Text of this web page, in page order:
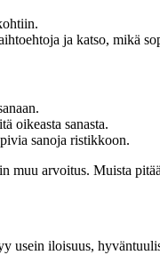
ja katso, mikä
oikeasta sanasta.
sanoja ristikkoon.
arvoitus. Muista
iloisuus,